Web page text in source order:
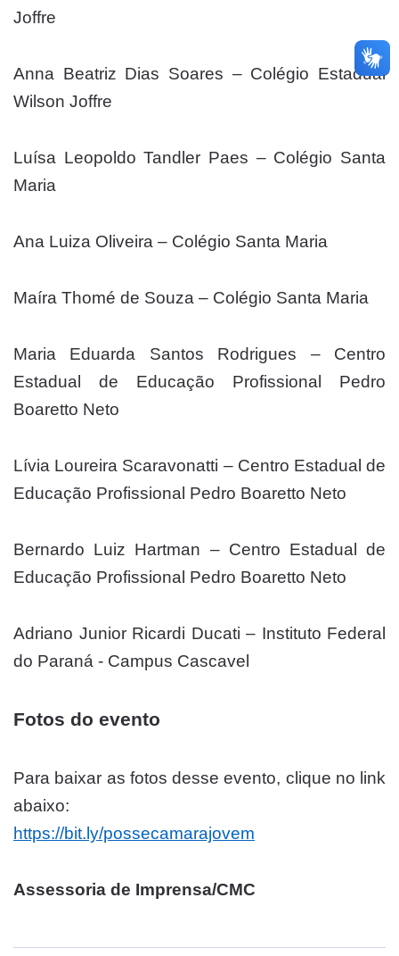
Joffre
Anna Beatriz Dias Soares – Colégio Estadual
Wilson Joffre
Luísa Leopoldo Tandler Paes – Colégio Santa
Maria
Ana Luiza Oliveira – Colégio Santa Maria
Maíra Thomé de Souza – Colégio Santa Maria
Maria Eduarda Santos Rodrigues – Centro
Estadual de Educação Profissional Pedro
Boaretto Neto
Lívia Loureira Scaravonatti – Centro Estadual de
Educação Profissional Pedro Boaretto Neto
Bernardo Luiz Hartman – Centro Estadual de
Educação Profissional Pedro Boaretto Neto
Adriano Junior Ricardi Ducati – Instituto Federal
do Paraná - Campus Cascavel
Fotos do evento
Para baixar as fotos desse evento, clique no link
abaixo:
https://bit.ly/possecamarajovem
Assessoria de Imprensa/CMC